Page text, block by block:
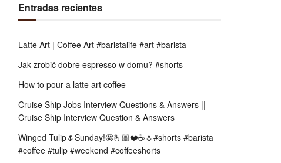
Entradas recientes
Latte Art | Coffee Art #baristalife #art #barista
Jak zrobić dobre espresso w domu? #shorts
How to pour a latte art coffee
Cruise Ship Jobs Interview Questions & Answers ||
Cruise Ship Interview Question & Answers
Winged Tulip🌷Sunday!🤩🫰🏼❤️☕️🌷#shorts #barista
#coffee #tulip #weekend #coffeeshorts